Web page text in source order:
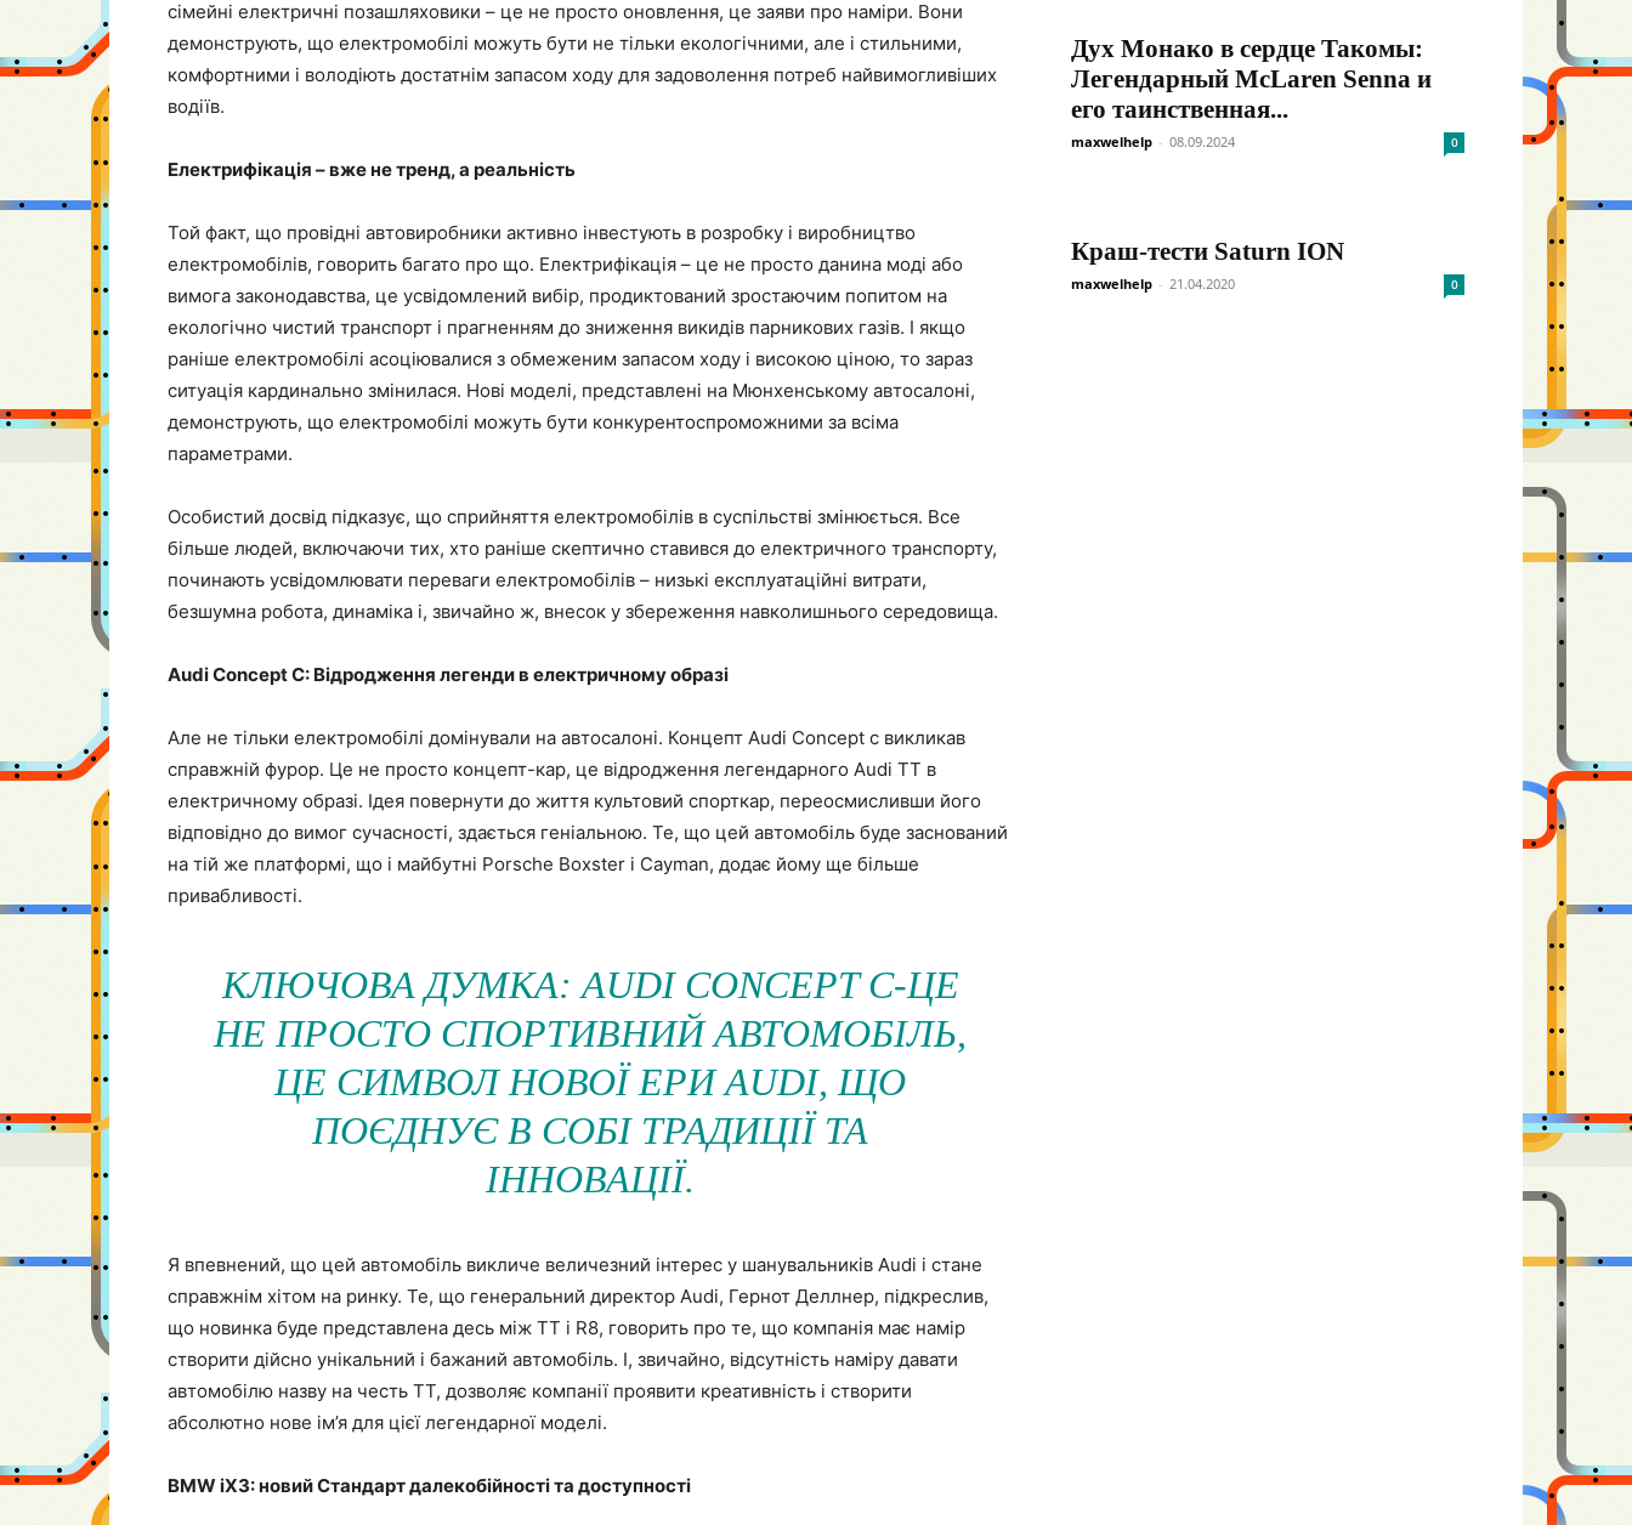
сімейні електричні позашляховики – це не просто оновлення, це заяви про наміри. Вони
демонструють, що електромобілі можуть бути не тільки екологічними, але і стильними,
комфортними і володіють достатнім запасом ходу для задоволення потреб найвимогливіших
водіїв.
Електрифікація – вже не тренд, а реальність
Той факт, що провідні автовиробники активно інвестують в розробку і виробництво
електромобілів, говорить багато про що. Електрифікація – це не просто данина моді або
вимога законодавства, це усвідомлений вибір, продиктований зростаючим попитом на
екологічно чистий транспорт і прагненням до зниження викидів парникових газів. І якщо
раніше електромобілі асоціювалися з обмеженим запасом ходу і високою ціною, то зараз
ситуація кардинально змінилася. Нові моделі, представлені на Мюнхенському автосалоні,
демонструють, що електромобілі можуть бути конкурентоспроможними за всіма
параметрами.
Особистий досвід підказує, що сприйняття електромобілів в суспільстві змінюється. Все
більше людей, включаючи тих, хто раніше скептично ставився до електричного транспорту,
починають усвідомлювати переваги електромобілів – низькі експлуатаційні витрати,
безшумна робота, динаміка і, звичайно ж, внесок у збереження навколишнього середовища.
Audi Concept C: Відродження легенди в електричному образі
Але не тільки електромобілі домінували на автосалоні. Концепт Audi Concept c викликав
справжній фурор. Це не просто концепт-кар, це відродження легендарного Audi TT в
електричному образі. Ідея повернути до життя культовий спорткар, переосмисливши його
відповідно до вимог сучасності, здається геніальною. Те, що цей автомобіль буде заснований
на тій же платформі, що і майбутні Porsche Boxster і Cayman, додає йому ще більше
привабливості.
КЛЮЧОВА ДУМКА: AUDI CONCEPT C-ЦЕ
НЕ ПРОСТО СПОРТИВНИЙ АВТОМОБІЛЬ,
ЦЕ СИМВОЛ НОВОЇ ЕРИ AUDI, ЩО
ПОЄДНУЄ В СОБІ ТРАДИЦІЇ ТА
ІННОВАЦІЇ.
Я впевнений, що цей автомобіль викличе величезний інтерес у шанувальників Audi і стане
справжнім хітом на ринку. Те, що генеральний директор Audi, Гернот Деллнер, підкреслив,
що новинка буде представлена десь між TT і R8, говорить про те, що компанія має намір
створити дійсно унікальний і бажаний автомобіль. І, звичайно, відсутність наміру давати
автомобілю назву на честь TT, дозволяє компанії проявити креативність і створити
абсолютно нове ім’я для цієї легендарної моделі.
BMW iX3: новий Стандарт далекобійності та доступності
Дух Монако в сердце Такомы:
Легендарный McLaren Senna и
его таинственная...
maxwelhelp - 08.09.2024 0
Краш-тести Saturn ION
maxwelhelp - 21.04.2020 0